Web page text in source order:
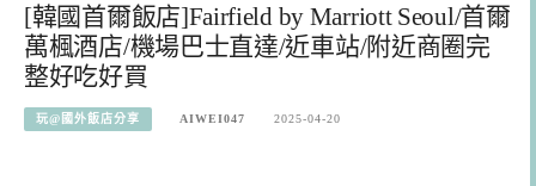
[韓國首爾飯店]Fairfield by Marriott Seoul/首爾
萬楓酒店/機場巴士直達/近車站/附近商圈完
整好吃好買
玩@國外飯店分享 AIWEI047 2025-04-20